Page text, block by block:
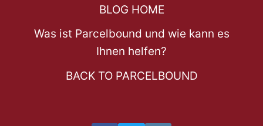
BLOG HOME
Was ist Parcelbound und wie kann es
Ihnen helfen?
BACK TO PARCELBOUND